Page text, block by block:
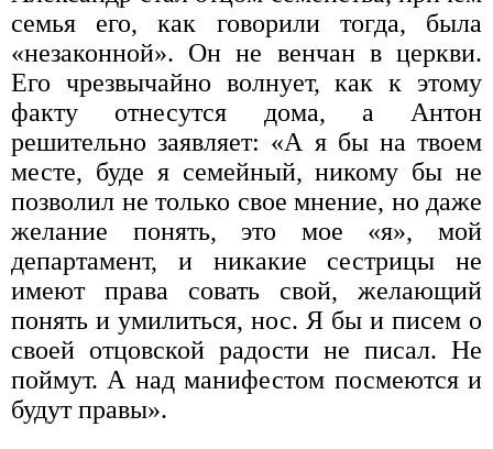
семья его, как говорили тогда, была
«незаконной». Он не венчан в церкви.
Его чрезвычайно волнует, как к этому
факту отнесутся дома, а Антон
решительно заявляет: «А я бы на твоем
месте, буде я семейный, никому бы не
позволил не только свое мнение, но даже
желание понять, это мое «я», мой
департамент, и никакие сестрицы не
имеют права совать свой, желающий
понять и умилиться, нос. Я бы и писем о
своей отцовской радости не писал. Не
поймут. А над манифестом посмеются и
будут правы».